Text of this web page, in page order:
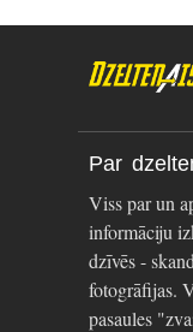
Par
Viss par un
informāciju
dzīvēs -
fotogrāfijas.
pasaules